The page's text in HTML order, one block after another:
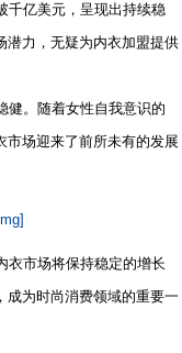
千亿美元，呈现出持续稳
潜力，无疑为内衣加盟提供
健。随着女性自我意识的
市场迎来了前所未有的发展
衣市场将保持稳定的增长
成为时尚消费领域的重要一